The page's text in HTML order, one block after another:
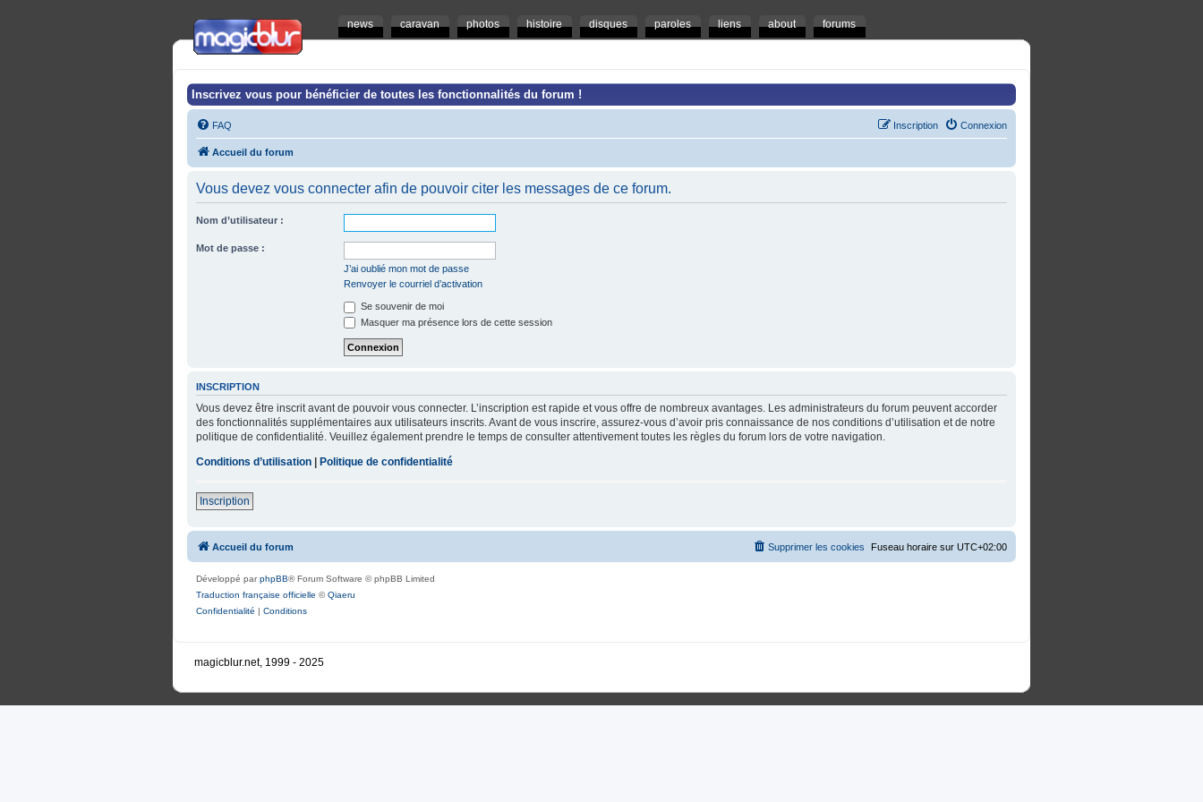
news caravan photos histoire disques paroles liens about forums
Inscrivez vous pour bénéficier de toutes les fonctionnalités du forum !
FAQ Connexion
Inscription
Accueil du forum
Vous devez vous connecter afin de pouvoir citer les messages de ce forum.
Nom d’utilisateur :
Mot de passe :
J’ai oublié mon mot de passe
Renvoyer le courriel d’activation
Se souvenir de moi
Masquer ma présence lors de cette session
INSCRIPTION
Vous devez être inscrit avant de pouvoir vous connecter. L’inscription est rapide et vous offre de nombreux avantages. Les administrateurs du forum peuvent accorder
des fonctionnalités supplémentaires aux utilisateurs inscrits. Avant de vous inscrire, assurez-vous d’avoir pris connaissance de nos conditions d’utilisation et de notre
politique de confidentialité. Veuillez également prendre le temps de consulter attentivement toutes les règles du forum lors de votre navigation.
Conditions d’utilisation | Politique de confidentialité
Inscription
Accueil du forum Fuseau horaire sur UTC+02:00
Supprimer les cookies
Développé parphpBB® Forum Software © phpBB Limited
Traduction française officielle ©Qiaeru
Confidentialité | Conditions
magicblur.net, 1999 - 2025